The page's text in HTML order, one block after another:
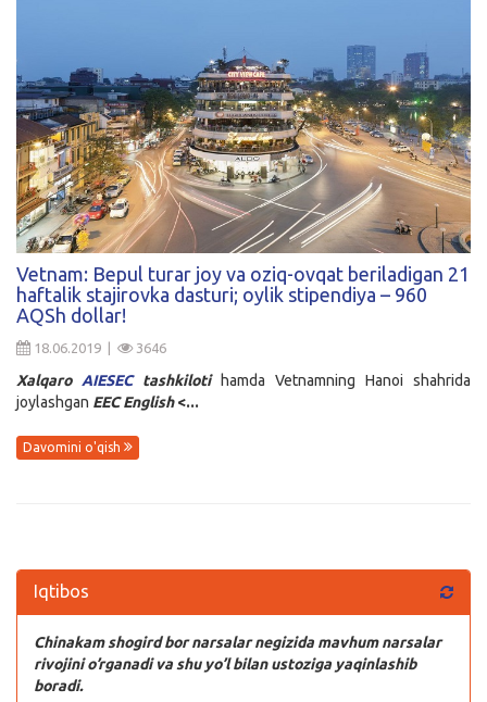
Vetnam: Bepul turar joy va oziq-ovqat beriladigan 21
haftalik stajirovka dasturi; oylik stipendiya – 960
AQSh dollar!
18.06.2019 | 3646
Xalqaro AIESEC tashkilotihamda Vetnamning Hanoi shahrida
joylashgan EEC English <...
Davomini o'qish
Iqtibos
Chinakam shogird bor narsalar negizida mavhum narsalar
rivojini o’rganadi va shu yo’l bilan ustoziga yaqinlashib
boradi.